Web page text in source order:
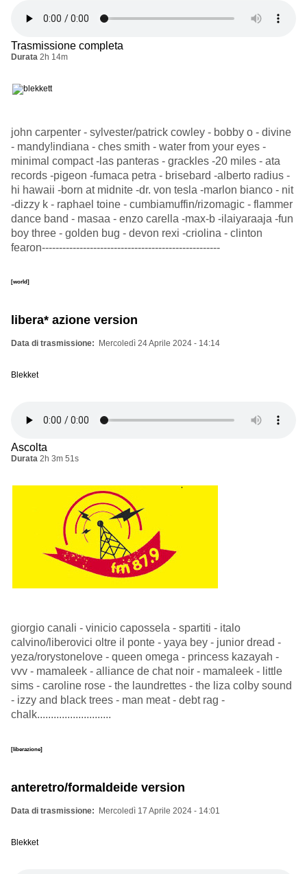
Trasmissione completa
Durata 2h 14m
john carpenter - sylvester/patrick cowley - bobby o - divine
- mandy!indiana - ches smith - water from your eyes -
minimal compact -las panteras - grackles -20 miles - ata
records -pigeon -fumaca petra - brisebard -alberto radius -
hi hawaii -born at midnite -dr. von tesla -marlon bianco - nit
-dizzy k - raphael toine - cumbiamuffin/rizomagic - flammer
dance band - masaa - enzo carella -max-b -ilaiyaraaja -fun
boy three - golden bug - devon rexi -criolina - clinton
fearon----------------------------------------------------
[world]
libera* azione version
Data di trasmissione Mercoledì 24 Aprile 2024 - 14:14
Blekket
Ascolta
Durata 2h 3m 51s
giorgio canali - vinicio capossela - spartiti - italo
calvino/liberovici oltre il ponte - yaya bey - junior dread -
yeza/rorystonelove - queen omega - princess kazayah -
vvv - mamaleek - alliance de chat noir - mamaleek - little
sims - caroline rose - the laundrettes - the liza colby sound
- izzy and black trees - man meat - debt rag -
chalk...........................
[liberazione]
anteretro/formaldeide version
Data di trasmissione Mercoledì 17 Aprile 2024 - 14:01
Blekket